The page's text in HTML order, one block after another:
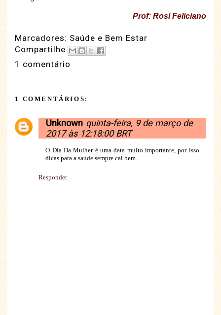
Prof: Rosi Feliciano
Marcadores: Saúde e Bem Estar
Compartilhe
1 comentário
1 COMENTÁRIOS:
Unknown quinta-feira, 9 de março de
2017 às 12:18:00 BRT
O Dia Da Mulher é uma data muito importante, por isso
dicas para a saúde sempre cai bem.
Responder